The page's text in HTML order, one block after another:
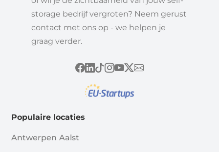
storage bedrijf vergroten? Neem gerust
contact met ons op - we helpen je
graag verder.
Populaire locaties
Antwerpen Aalst